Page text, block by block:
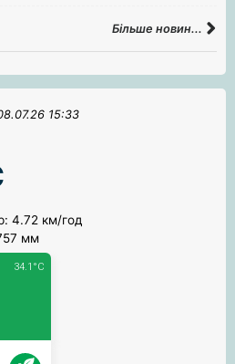
Більше новин...
15:33
4.72 км/год
мм